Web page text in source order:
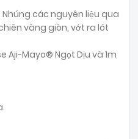
các nguyên liệu qua
vàng giòn, vớt ra lót
Aji-Mayo® Ngọt Dịu và 1m